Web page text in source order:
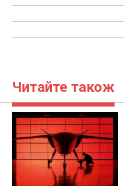
Читайте також